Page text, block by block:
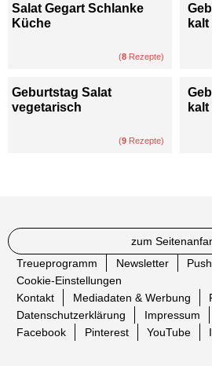
Salat Gegart Schlanke
Küche
(8 Rezepte)
Geburtstag Salat
vegetarisch
(9 Rezepte)
zum
Treueprogramm
Newsletter
Cookie-Einstellungen
Kontakt
Mediadaten & Werbung
Datenschutzerklärung
Impressum
Facebook
Pinterest YouTube